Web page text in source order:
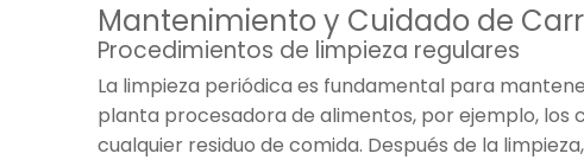
Mantenimiento y Cuidado de
Procedimientos de limpieza regulares
La limpieza periódica es fundamental para
planta procesadora de alimentos, por ejemplo,
cualquier residuo de comida. Después de la